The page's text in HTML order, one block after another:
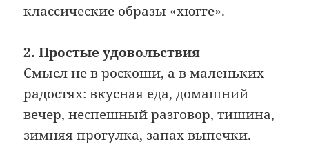
классические образы «хюгге».
2. Простые удовольствия
Смысл не в роскоши, а в маленьких
радостях: вкусная еда, домашний
вечер, неспешный разговор, тишина,
зимняя прогулка, запах выпечки.